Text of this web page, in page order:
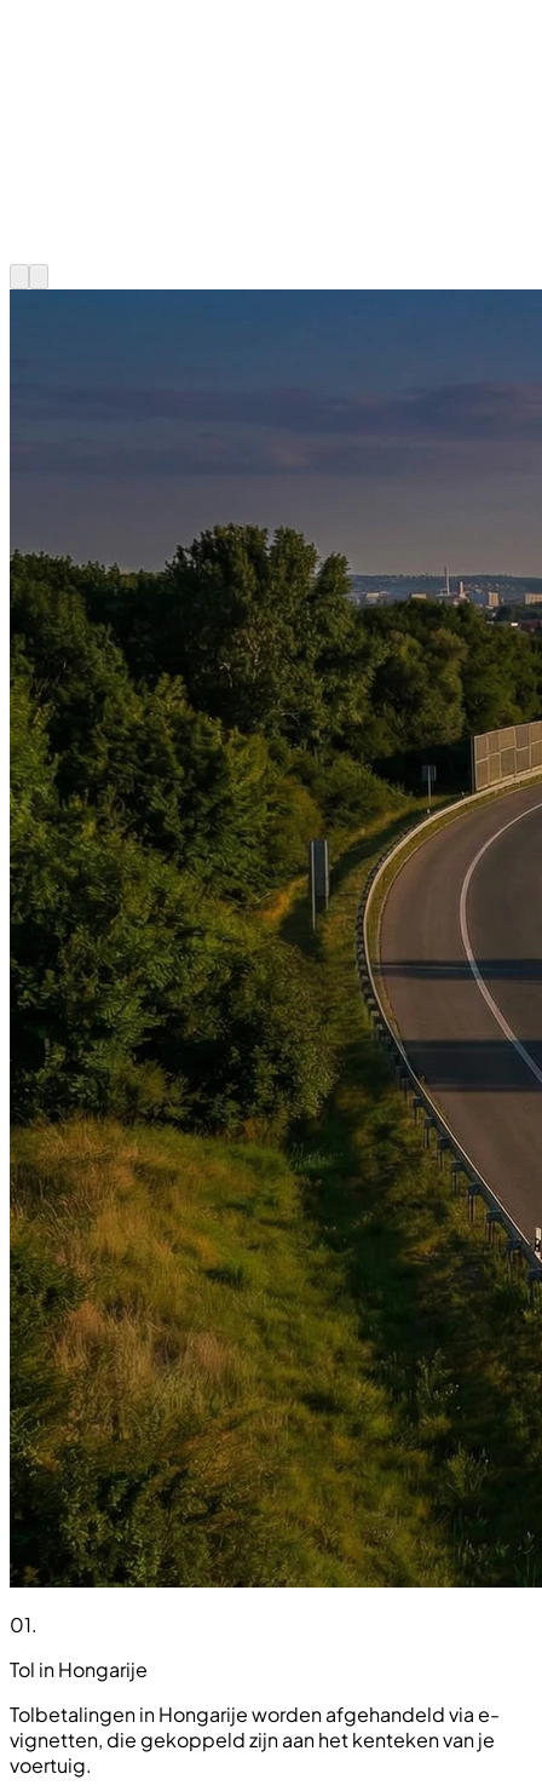
01.
Tol in Hongarije
Tolbetalingen in Hongarije worden afgehandeld via e-
vignetten, die gekoppeld zijn aan het kenteken van je
voertuig.